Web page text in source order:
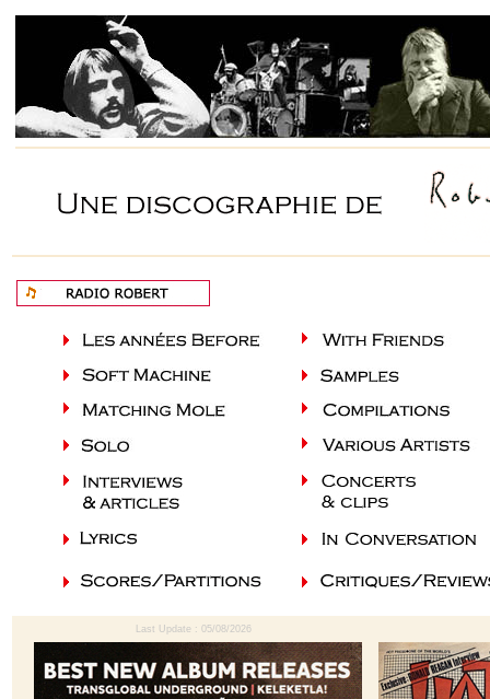
Last Update : 05/08/2026